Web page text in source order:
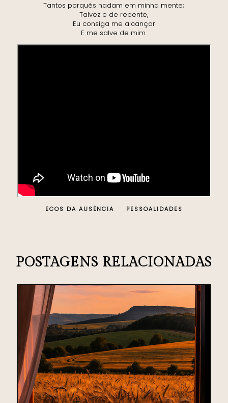
Tantos porquês nadam em minha mente;
Talvez e de repente,
Eu consiga me alcançar
E me salve de mim.
ECOS DA AUSÊNCIA PESSOALIDADES
POSTAGENS RELACIONADAS